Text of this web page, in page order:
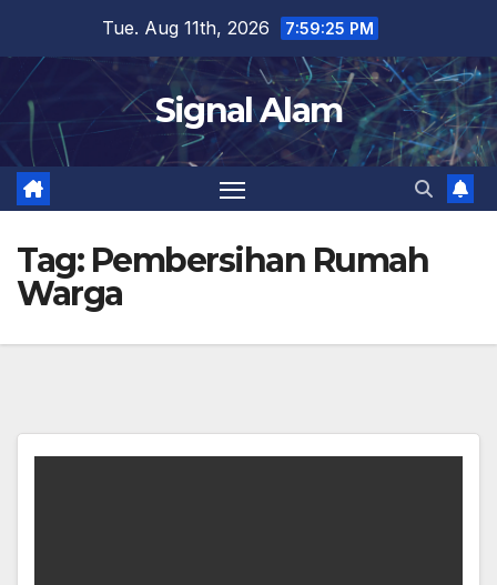
content
Tue. Aug 11th, 2026 7:59:25 PM
Signal Alam
Tag: Pembersihan Rumah
Warga